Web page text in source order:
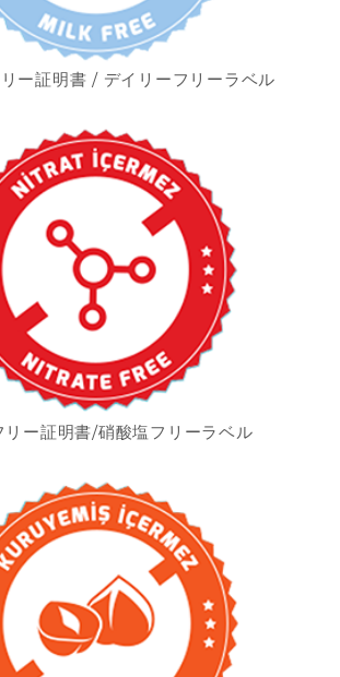
ー証明書 / デイリーフリーラベル
リー証明書/硝酸塩フリーラベル